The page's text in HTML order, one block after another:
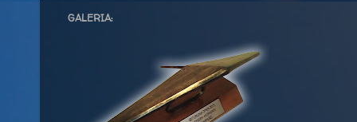
GALERIA: